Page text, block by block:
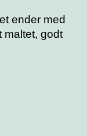
ender med
maltet, godt